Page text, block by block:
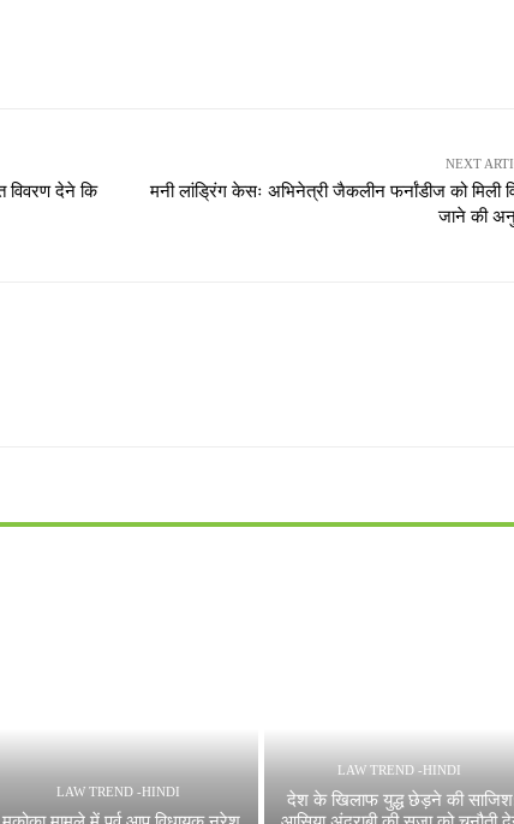
विवरण देने कि
NEXT
मनी लांड्रिंग केसः अभिनेत्री जैकलीन फर्नांडीज को मिली
जाने की
LAW TREND -HINDI
LAW TREND -HINDI
देश के खिलाफ युद्ध छेड़ने की